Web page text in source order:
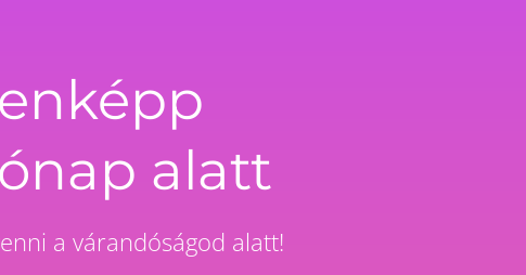
alatt
a várandóságod alatt!